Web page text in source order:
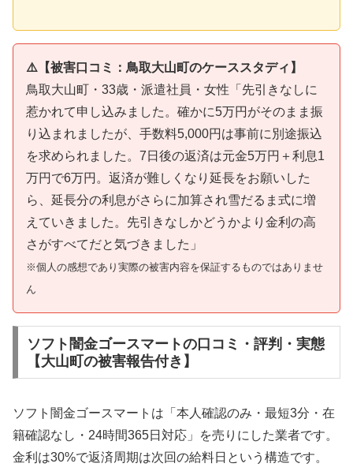
⚠️【被害口コミ：鳥取大山町のケーススタディ】
鳥取大山町・33歳・派遣社員・女性「先引きなしに
惹かれて申し込みました。確かに5万円がそのまま振
り込まれましたが、手数料5,000円は事前に別途振込
を求められました。7日後の返済は元金5万円＋利息1
万円で6万円。返済が難しくなり延長をお願いした
ら、延長分の利息がさらに加算され雪だるま式に増
えていきました。先引きなしかどうかより金利の高
さがすべてだと気づきました」
※個人の感想であり実際の被害内容を保証するものではありませ
ん
ソフト闇金ゴースマートの口コミ・評判・実態
【大山町の被害報告付き】
ソフト闇金ゴースマートは「本人確認のみ・最短3分・在
籍確認なし・24時間365日対応」を売りにした業者です。
金利は30%で返済周期は次回の給料日という構造です。